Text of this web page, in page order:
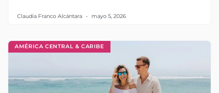
Claudia Franco Alcántara mayo 5, 2026
AMÉRICA CENTRAL & CARIBE